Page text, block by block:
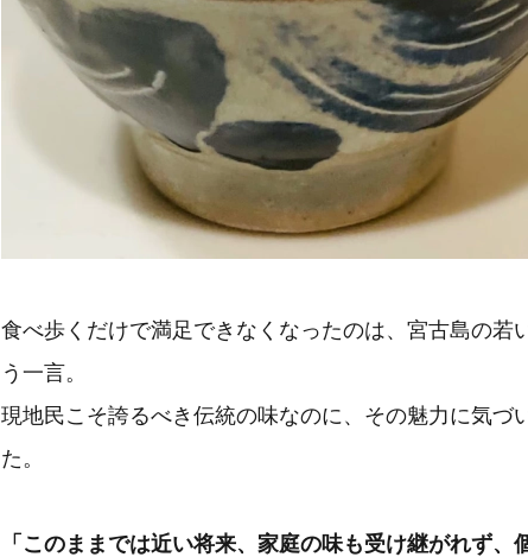
食べ歩くだけで満足できなくなったのは、宮古島の若
う一言。
現地民こそ誇るべき伝統の味なのに、その魅力に気づ
た。
「このままでは近い将来、家庭の味も受け継がれず